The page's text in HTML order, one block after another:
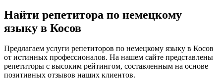
Найти репетитора по немецкому
языку в Косов
Предлагаем услуги репетиторов по немецкому языку в Косов
от истинных профессионалов. На нашем сайте представлены
репетиторы с высоким рейтингом, составленным на основе
позитивных отзывов наших клиентов.